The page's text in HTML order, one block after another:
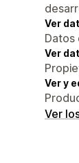
Ver
Datos
Ver
Ver y
Ver